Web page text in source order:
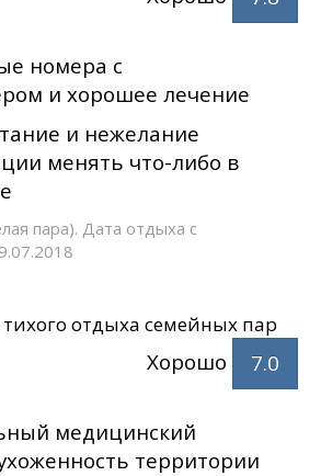
номера с
и хорошее лечение
и нежелание
менять что-либо в
пара). Дата отдыха с
отдыха семейных пар
Хорошо 7.0
медицинский
территории